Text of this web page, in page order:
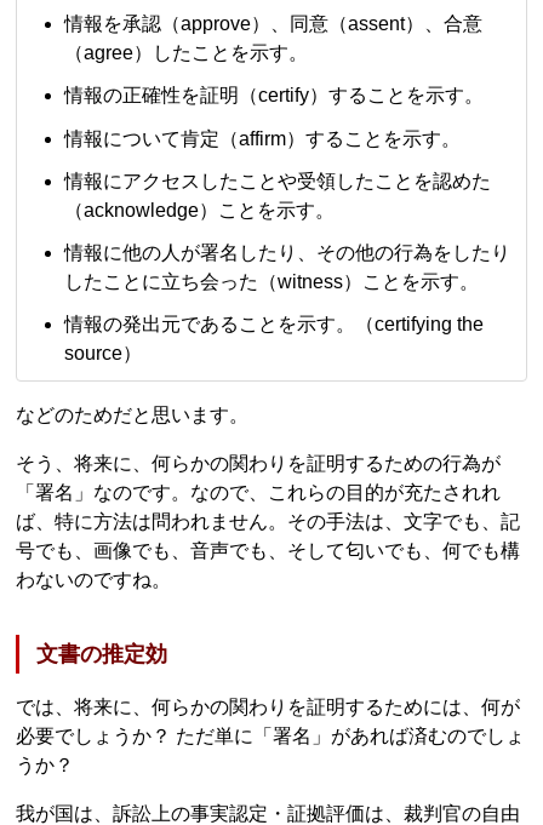
情報を承認（approve）、同意（assent）、合意
（agree）したことを示す。
情報の正確性を証明（certify）することを示す。
情報について肯定（affirm）することを示す。
情報にアクセスしたことや受領したことを認めた
（acknowledge）ことを示す。
情報に他の人が署名したり、その他の行為をしたり
したことに立ち会った（witness）ことを示す。
情報の発出元であることを示す。（certifying the
source）
などのためだと思います。
そう、将来に、何らかの関わりを証明するための行為が
「署名」なのです。なので、これらの目的が充たされれ
ば、特に方法は問われません。その手法は、文字でも、記
号でも、画像でも、音声でも、そして匂いでも、何でも構
わないのですね。
文書の推定効
では、将来に、何らかの関わりを証明するためには、何が
必要でしょうか？ ただ単に「署名」があれば済むのでしょ
うか？
我が国は、訴訟上の事実認定・証拠評価は、裁判官の自由